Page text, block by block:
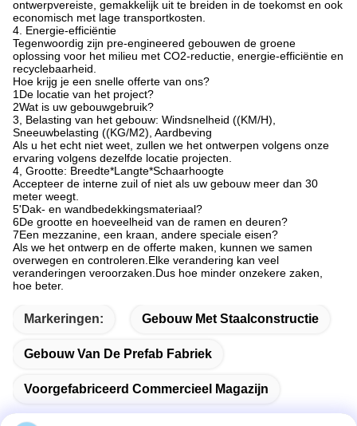
ontwerpvereiste, gemakkelijk uit te breiden in de toekomst en ook
economisch met lage transportkosten.
4. Energie-efficiëntie
Tegenwoordig zijn pre-engineered gebouwen de groene
oplossing voor het milieu met CO2-reductie, energie-efficiëntie en
recyclebaarheid.
Hoe krijg je een snelle offerte van ons?
1De locatie van het project?
2Wat is uw gebouwgebruik?
3, Belasting van het gebouw: Windsnelheid ((KM/H),
Sneeuwbelasting ((KG/M2), Aardbeving
Als u het echt niet weet, zullen we het ontwerpen volgens onze
ervaring volgens dezelfde locatie projecten.
4, Grootte: Breedte*Langte*Schaarhoogte
Accepteer de interne zuil of niet als uw gebouw meer dan 30
meter weegt.
5'Dak- en wandbedekkingsmateriaal?
6De grootte en hoeveelheid van de ramen en deuren?
7Een mezzanine, een kraan, andere speciale eisen?
Als we het ontwerp en de offerte maken, kunnen we samen
overwegen en controleren.Elke verandering kan veel
veranderingen veroorzaken.Dus hoe minder onzekere zaken,
hoe beter.
Markeringen: Gebouw Met Staalconstructie
Gebouw Van De Prefab Fabriek
Voorgefabriceerd Commercieel Magazijn